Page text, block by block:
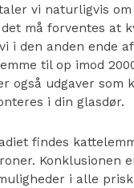
vi naturligvis
må forventes at
i den anden ende
til op imod
også udgaver som
i din glasdør.
findes
Konklusionen
i alle